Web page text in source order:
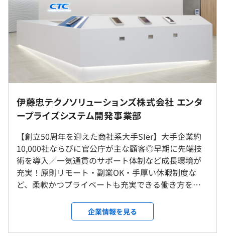
・1人あたりの年間平均研修時間は約65時間です。全社研
修に加え、各事業グループにおける注力ソリューション分
野の研修プログラムも豊富です。
・技術スキルだけでなく、プロジェクトマネジメントやヒ
ューマンスキル研修を受講でき、実際の業務に生かせま
∟先端技術：クラウド、データマネジメント、アジャイ
∟PM：上流～超上流フレームワーク、機能／非機能要件
定義、見積、テスト技法、リスク対策など
プ、戦略的交渉など
■教育研修
階層別研修、エンジニア研修、ビジネススキル研修、マネ
ジメント研修、語学研修（通学・eラーニング）、グロー
バルビジネスリーダー研修、Dojo（自由参加型オンライ
就業場所の変更範囲
＜雇入時＞
＜変更範囲＞
会社の定める場所（テレワークを行う場所を含む）
受動喫煙防止措置に関する事項
従業員に対する受動喫煙対策：あり
対策内容：敷地内禁煙（屋内喫煙可能場所あり）
※2023年度年間平均給与：1,076万円
は年収提示額を保証するものではありません）
9：00〜17：30 （休憩1時間、スライドワーク制度あり）
■シニア層
専門業務型裁量労働制（1日のみなし労働時間：8時間50
分）
勤務例）9：00～17：30 （休憩1時間）※この時間帯で働
いている方が大半です。
平均残業時間：平均26時間/月
伊藤忠テクノソリューションズ株式会社 エンタ
ープライズシステム開発事業部
【創立50周年を迎えた商社系大手SIer】⼤⼿企業約
10,000社ならびに官公庁が主な顧客◎早期に先端技
術を導入／一気通貫のサポート体制など成長環境が
充実！原則リモート・副業OK・手厚い休暇制度な
ど、柔軟かつプライベートも充実できる働き方を実
です。通信・金融・製造・公共など幅広い業界に顧客
を持ち、⼤⼿企業・官公庁が主な顧客になります。取
引先を選ばないフルスタックなマルチベンダーとい
企業情報を見る